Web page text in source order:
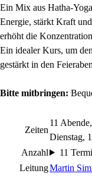
Ein Mix aus Hatha-
Energie, stärkt Kraft
erhöht die
Ein idealer Kurs, um
gestärkt in den
Bitte mitbringen:
Zeiten
11
Dienstag,
Anzahl
11
LeitungMartin